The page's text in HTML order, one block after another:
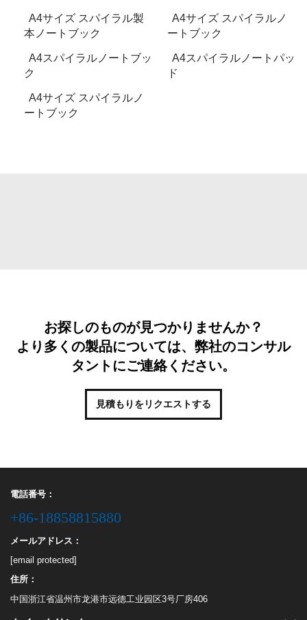
A4サイズ スパイラル製
本ノートブック
A4サイズ スパイラルノ
ートブック
A4スパイラルノートブッ
ク
A4スパイラルノートパッ
ド
A4サイズ スパイラルノ
ートブック
お探しのものが見つかりませんか？
より多くの製品については、弊社のコンサル
タントにご連絡ください。
見積もりをリクエストする
電話番号：
+86-18858815880
メールアドレス：
[email protected]
住所：
中国浙江省温州市龙港市远德工业园区3号厂房406